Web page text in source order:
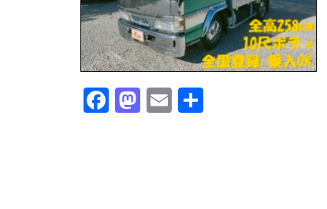
Facebook
Mastodon
Email